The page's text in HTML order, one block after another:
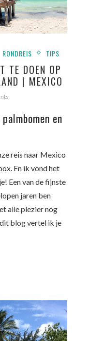
RONDREIS TIPS
TE DOEN OP
| MEXICO
en
reis naar Mexico
En ik vond het
Een van de fijnste
jaren ben
alle plezier nóg
blog vertel ik je